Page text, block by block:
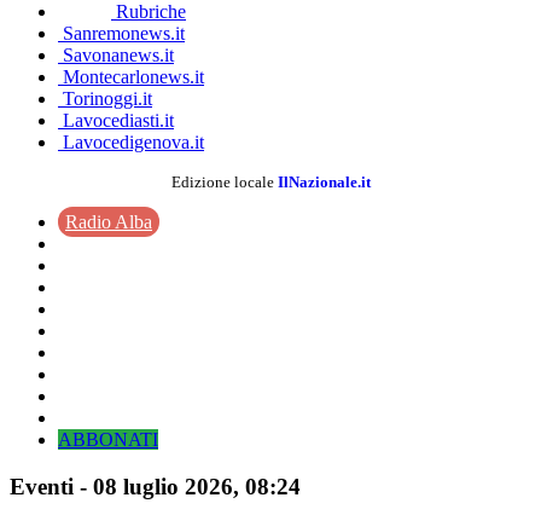
Rubriche
Sanremonews.it
Savonanews.it
Montecarlonews.it
Torinoggi.it
Lavocediasti.it
Lavocedigenova.it
Edizione locale IlNazionale.it
Radio Alba
ABBONATI
Eventi - 08 luglio 2026, 08:24